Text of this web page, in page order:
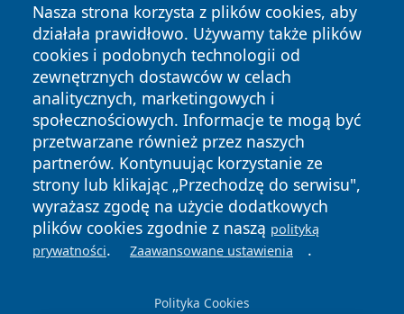
Nasza strona korzysta z plików cookies, aby
działała prawidłowo. Używamy także plików
cookies i podobnych technologii od
zewnętrznych dostawców w celach
analitycznych, marketingowych i
społecznościowych. Informacje te mogą być
przetwarzane również przez naszych
partnerów. Kontynuując korzystanie ze
strony lub klikając „Przechodzę do serwisu",
wyrażasz zgodę na użycie dodatkowych
plików cookies zgodnie z naszą polityką
prywatności. Zaawansowane ustawienia .
Polityka Cookies
Copyright © 2026 informacjelodzkie.pl Wszystkie prawa
zastrzeżone.
News Autorzy
Polityka
Prywatności
Polityka
Cookies